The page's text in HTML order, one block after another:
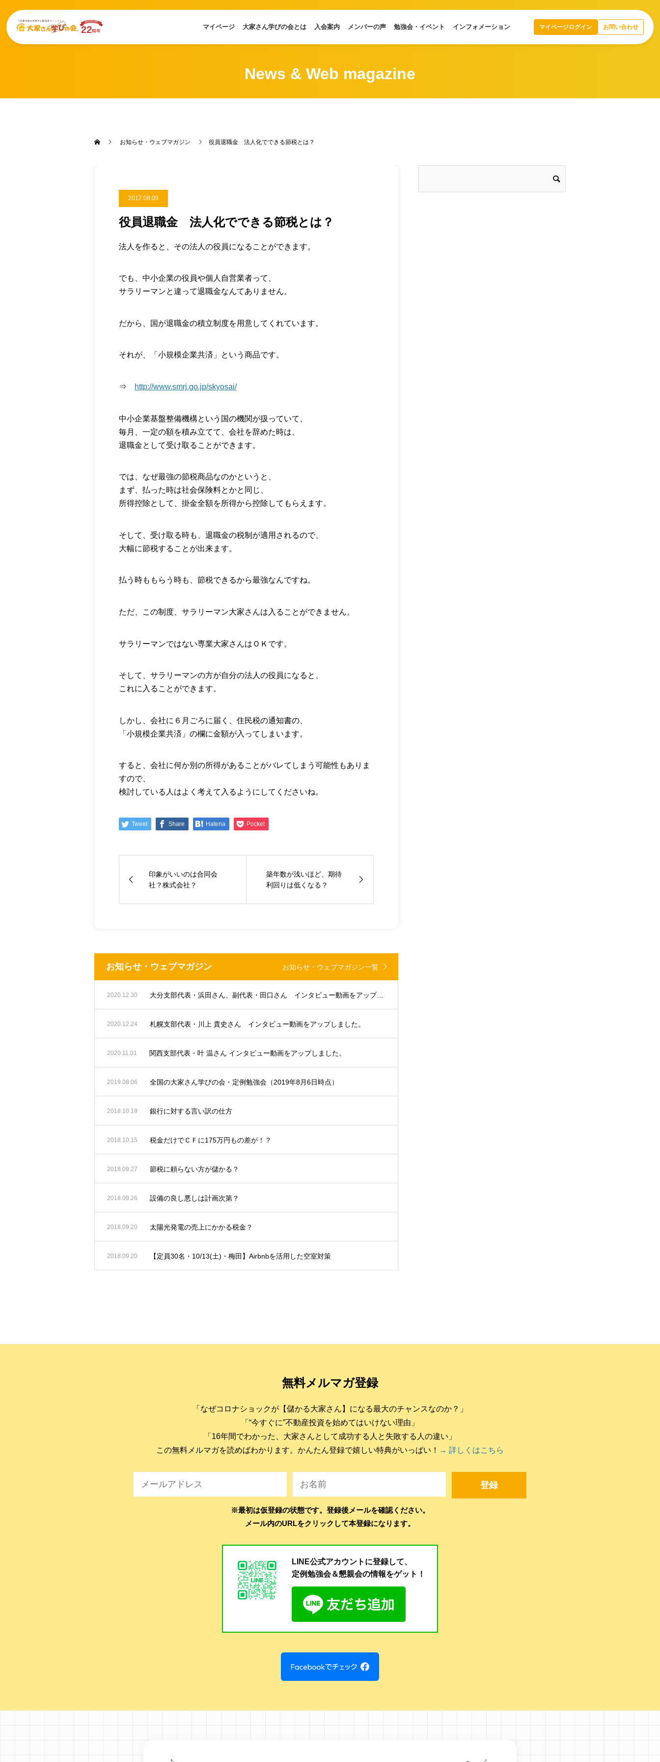
マイページ 大家さん学びの会とは 入会案内 メンバーの声 勉強会・イベント インフォメーション マイページログイン お問い合わせ
News & Web magazine
お知らせ・ウェブマガジン 役員退職金 法人化でできる節税とは？
2017.08.09
役員退職金 法人化でできる節税とは？
法人を作ると、その法人の役員になることができます。
でも、中小企業の役員や個人自営業者って、
サラリーマンと違って退職金なんてありません。
だから、国が退職金の積立制度を用意してくれています。
それが、「小規模企業共済」という商品です。
⇒ http://www.smrj.go.jp/skyosai/
中小企業基盤整備機構という国の機関が扱っていて、
毎月、一定の額を積み立てて、会社を辞めた時は、
退職金として受け取ることができます。
では、なぜ最強の節税商品なのかというと、
まず、払った時は社会保険料とかと同じ、
所得控除として、掛金全額を所得から控除してもらえます。
そして、受け取る時も、退職金の税制が適用されるので、
大幅に節税することが出来ます。
払う時ももらう時も、節税できるから最強なんですね。
ただ、この制度、サラリーマン大家さんは入ることができません。
サラリーマンではない専業大家さんはＯＫです。
そして、サラリーマンの方が自分の法人の役員になると、
これに入ることができます。
しかし、会社に６月ごろに届く、住民税の通知書の、
「小規模企業共済」の欄に金額が入ってしまいます。
すると、会社に何か別の所得があることがバレてしまう可能性もありま
すので、
検討している人はよく考えて入るようにしてくださいね。
Tweet Share Hatena Pocket
印象がいいのは合同会
社？株式会社？
築年数が浅いほど、期待
利回りは低くなる？
お知らせ・ウェブマガジン お知らせ・ウェブマガジン一覧
2020.12.30 大分支部代表・浜田さん、副代表・田口さん インタビュー動画をアップしました。
2020.12.24 札幌支部代表・川上 貴史さん インタビュー動画をアップしました。
2020.11.01 関西支部代表・叶 温さん インタビュー動画をアップしました。
2019.08.06 全国の大家さん学びの会・定例勉強会（2019年8月6日時点）
2018.10.19 銀行に対する言い訳の仕方
2018.10.15 税金だけでＣＦに175万円もの差が！？
2018.09.27 節税に頼らない方が儲かる？
2018.09.26 設備の良し悪しは計画次第？
2018.09.20 太陽光発電の売上にかかる税金？
2018.09.20 【定員30名・10/13(土)・梅田】Airbnbを活用した空室対策
無料メルマガ登録
「なぜコロナショックが【儲かる大家さん】になる最大のチャンスなのか？」
「“今すぐに”不動産投資を始めてはいけない理由」
「16年間でわかった、大家さんとして成功する人と失敗する人の違い」
この無料メルマガを読めばわかります。かんたん登録で嬉しい特典がいっぱい！ → 詳しくはこちら
※最初は仮登録の状態です。登録後メールを確認ください。
メール内のURLをクリックして本登録になります。
LINE公式アカウントに登録して、
定例勉強会＆懇親会の情報をゲット！